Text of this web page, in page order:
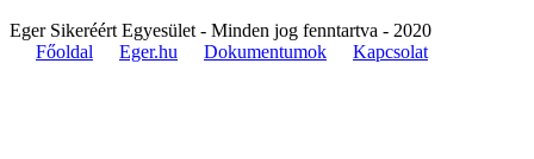
Eger Sikeréért Egyesület - Minden jog fenntartva - 2020
Főoldal
Eger.hu Dokumentumok Kapcsolat